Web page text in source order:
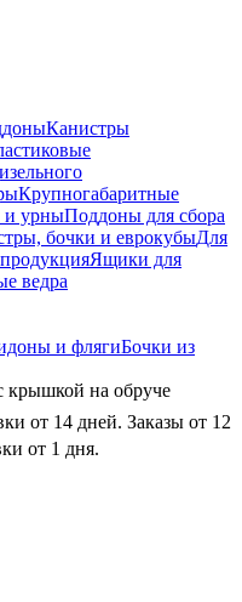
Канистры
Крупногабаритные
и урныПоддоны для сбора
бочки и еврокубыДля
Ящики для
ведра
и флягиБочки из
крышкой на обруче
от 14 дней. Заказы от 12
от 1 дня.